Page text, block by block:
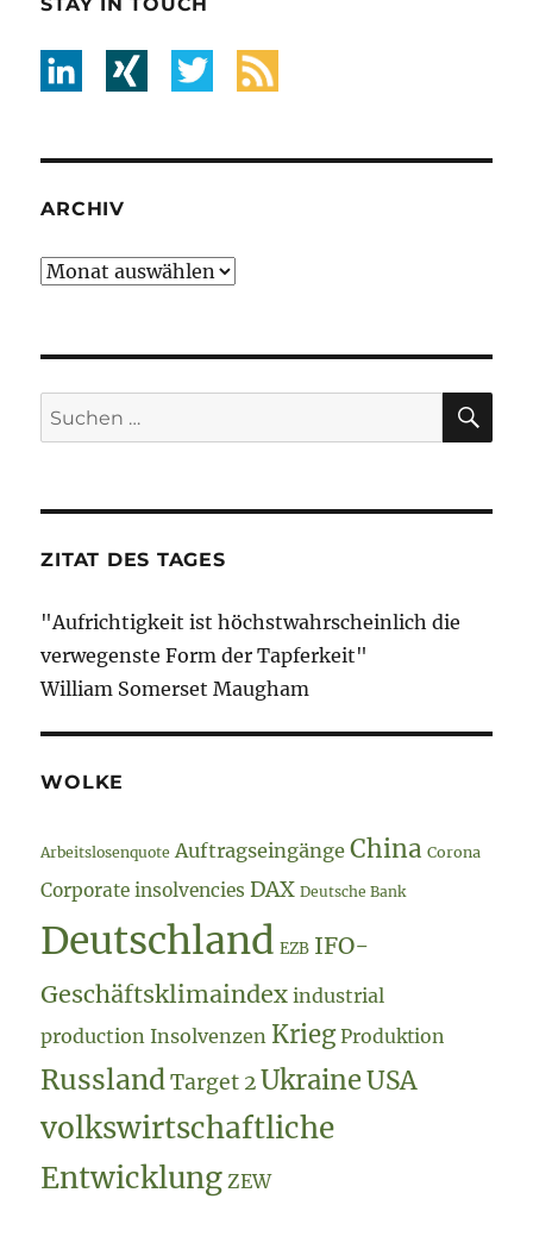
ARCHIV
Archiv
Suche
nach:
ZITAT DES TAGES
"Aufrichtigkeit ist höchstwahrscheinlich die
verwegenste Form der Tapferkeit"
William Somerset Maugham
WOLKE
Arbeitslosenquote Auftragseingänge China Corona
Corporate insolvencies DAX Deutsche Bank
Deutschland EZB IFO-
Geschäftsklimaindex industrial
production Insolvenzen Krieg Produktion
Russland Target 2 Ukraine USA
volkswirtschaftliche
Entwicklung ZEW